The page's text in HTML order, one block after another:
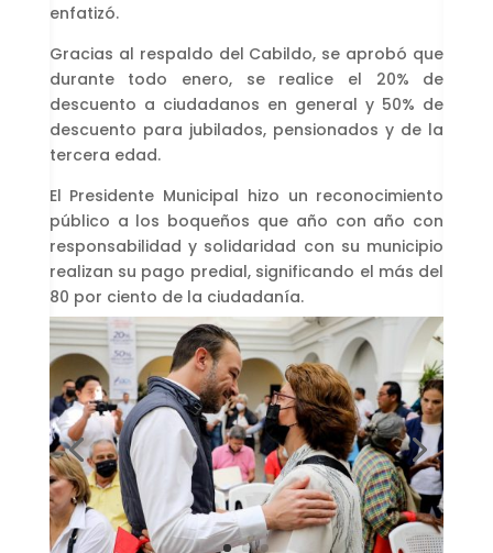
enfatizó.
Gracias al respaldo del Cabildo, se aprobó que
durante todo enero, se realice el 20% de
descuento a ciudadanos en general y 50% de
descuento para jubilados, pensionados y de la
tercera edad.
El Presidente Municipal hizo un reconocimiento
público a los boqueños que año con año con
responsabilidad y solidaridad con su municipio
realizan su pago predial, significando el más del
80 por ciento de la ciudadanía.